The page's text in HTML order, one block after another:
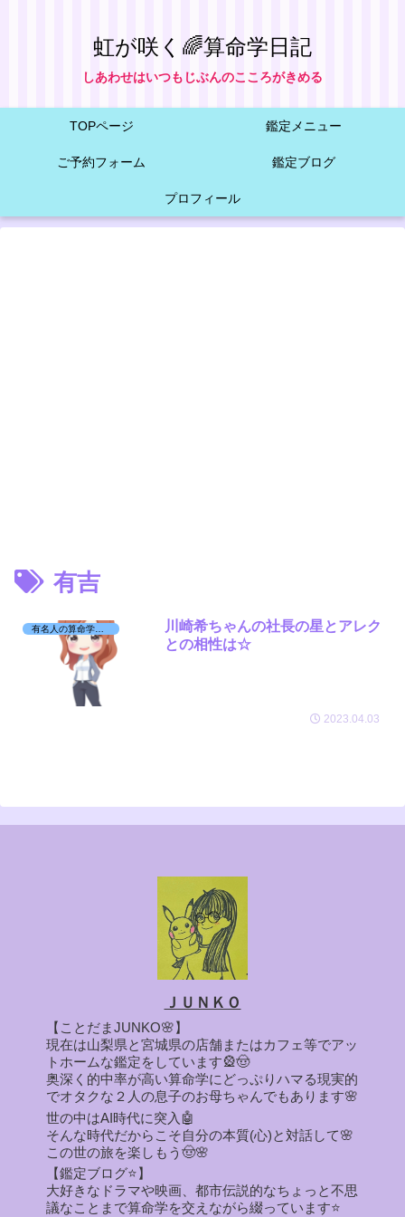
虹が咲く🌈算命学日記
しあわせはいつもじぶんのこころがきめる
TOPページ 鑑定メニュー
ご予約フォーム 鑑定ブログ
プロフィール
有吉
有名人の算命学日記☆
川崎希ちゃんの社長の星とアレク
との相性は☆
2023.04.03
ＪＵＮＫＯ
【ことだまJUNKO🌸】
現在は山梨県と宮城県の店舗またはカフェ等でアッ
トホームな鑑定をしています🎡🤠
奥深く的中率が高い算命学にどっぷりハマる現実的
でオタクな２人の息子のお母ちゃんでもあります🌸
世の中はAI時代に突入🤖
そんな時代だからこそ自分の本質(心)と対話して🌸
この世の旅を楽しもう🤠🌸
【鑑定ブログ⭐】
大好きなドラマや映画、都市伝説的なちょっと不思
議なことまで算命学を交えながら綴っています⭐